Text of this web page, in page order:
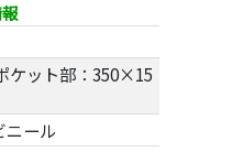
ケット部：350×15
ニール